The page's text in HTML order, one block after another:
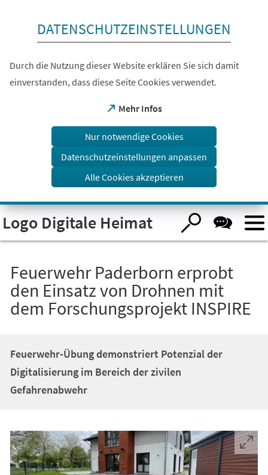
Visuelle
Assistenzsoftware
öffnen.
DATENSCHUTZEINSTELLUNGEN
Durch die Nutzung dieser Website erklären Sie sich damit
einverstanden, dass diese Seite Cookies verwendet.
Mehr Infos
(Öffnet
einem
Tab)
Nur notwendige Cookies
Datenschutzeinstellungen anpassen
Alle Cookies akzeptieren
Logo Digitale Heimat
Feuerwehr Paderborn erprobt
den Einsatz von Drohnen mit
dem Forschungsprojekt INSPIRE
Feuerwehr-Übung demonstriert Potenzial der
Digitalisierung im Bereich der zivilen
Gefahrenabwehr